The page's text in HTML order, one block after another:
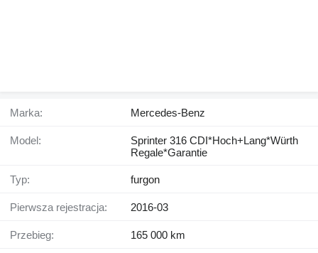
Marka: Mercedes-Benz
Model:
Sprinter 316 CDI*Hoch+Lang*Würth
Regale*Garantie
Typ: furgon
Pierwsza rejestracja: 2016-03
Przebieg: 165 000 km